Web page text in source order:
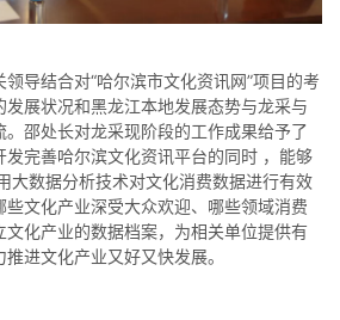
结合对“哈尔滨市文化资讯网”项目的考
展状况和黑龙江本地发展态势与龙采与
邵处长对龙采现阶段的工作成果给予了
完善哈尔滨文化资讯平台的同时 ，能够
大数据分析技术对文化消费数据进行有效
些文化产业深受大众欢迎、哪些领域消费
文化产业的数据档案，为相关单位提供有
进文化产业又好又快发展。